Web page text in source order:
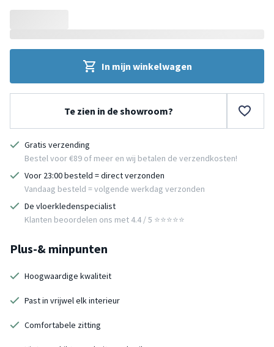
In mijn winkelwagen
Te zien in de showroom?
Gratis verzending
Bestel voor €89 of meer en wij betalen de verzendkosten!
Voor 23:00 besteld = direct verzonden
Vandaag besteld = volgende werkdag verzonden
De vloerkledenspecialist
Klanten beoordelen ons met 4.4 / 5 ⭐⭐⭐⭐⭐
Plus-& minpunten
Hoogwaardige kwaliteit
Past in vrijwel elk interieur
Comfortabele zitting